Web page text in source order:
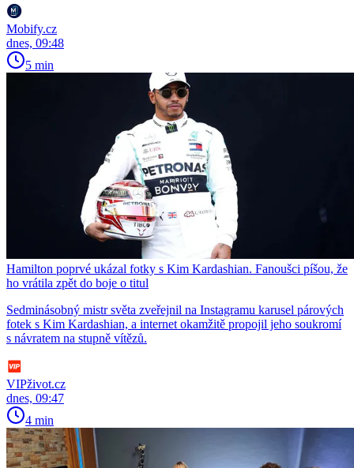
Mobify.cz
dnes, 09:48
5 min
Hamilton poprvé ukázal fotky s Kim Kardashian. Fanoušci píšou, že
ho vrátila zpět do boje o titul
Sedminásobný mistr světa zveřejnil na Instagramu karusel párových
fotek s Kim Kardashian, a internet okamžitě propojil jeho soukromí
s návratem na stupně vítězů.
VIPživot.cz
dnes, 09:47
4 min